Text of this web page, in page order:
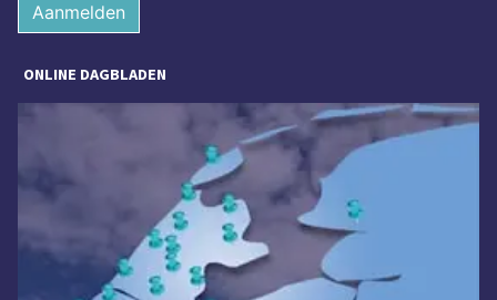
Aanmelden
ONLINE DAGBLADEN